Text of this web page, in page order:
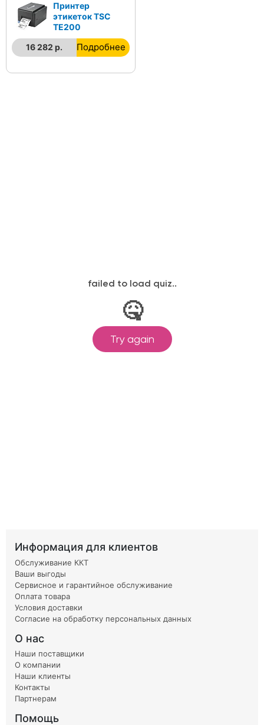
Принтер
этикеток TSC
TE200
16 282 р.
Подробнее
Информация для клиентов
Обслуживание ККТ
Ваши выгоды
Сервисное и гарантийное обслуживание
Оплата товара
Условия доставки
Согласие на обработку персональных данных
О нас
Наши поставщики
О компании
Наши клиенты
Контакты
Партнерам
Помощь